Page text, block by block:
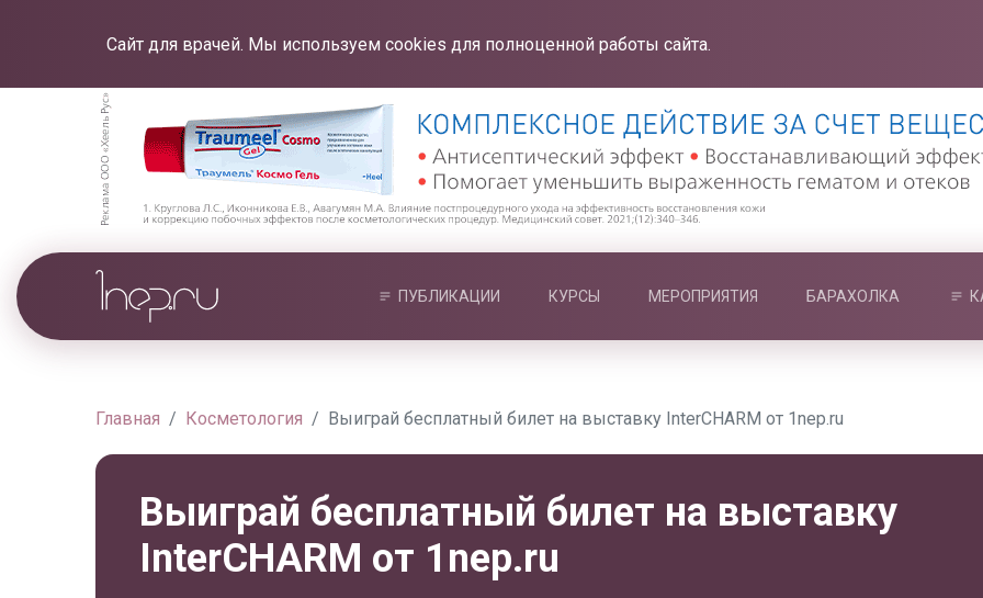
Сайт для врачей. Мы используем cookies для полноценной работы сайта.
ПУБЛИКАЦИИ КУРСЫ МЕРОПРИЯТИЯ БАРАХОЛКА
Главная Косметология Выиграй бесплатный билет на выставку InterCHARM от 1nep.ru
Выиграй бесплатный билет на выставку
InterCHARM от 1nep.ru